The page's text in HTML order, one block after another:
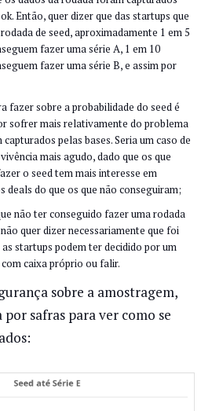
Então, quer dizer que das startups que
de seed, aproximadamente 1 em 5
fazer uma série A, 1 em 10
fazer uma série B, e assim por
fazer sobre a probabilidade do seed é
sofrer mais relativamente do problema
capturados pelas bases. Seria um caso de
mais agudo, dado que os que
o seed tem mais interesse em
deals do que os que não conseguiram;
não ter conseguido fazer uma rodada
quer dizer necessariamente que foi
startups podem ter decidido por um
caixa próprio ou falir.
sobre a amostragem,
safras para ver como se